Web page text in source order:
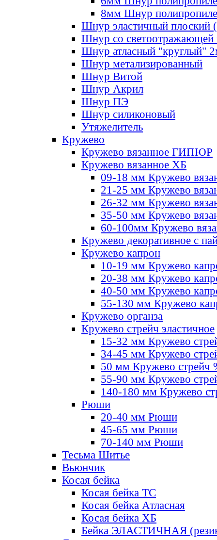
8мм Шнур
Шнур эластичный плоский
Шнур со светоотражающей
Шнур атласный "круглый"
Шнур метализированный
Шнур Витой
Шнур Акрил
Шнур ПЭ
Шнур силиконовый
Утяжелитель
Кружево
Кружево вязанное ГИПЮР
Кружево вязанное ХБ
09-18 мм Кружево
21-25 мм Кружево
26-32 мм Кружево
35-50 мм Кружево
60-100мм Кружево
Кружево декоративное с
Кружево капрон
10-19 мм Кружево
20-38 мм Кружево
40-50 мм Кружево
55-130 мм Кружево
Кружево органза
Кружево стрейч эластичное
15-32 мм Кружево
34-45 мм Кружево
50 мм Кружево стрейч
55-90 мм Кружево
140-180 мм Кружево
Рюши
20-40 мм Рюши
45-65 мм Рюши
70-140 мм Рюши
Тесьма Шитье
Вьюнчик
Косая бейка
Косая бейка ТС
Косая бейка Атласная
Косая бейка ХБ
Бейка ЭЛАСТИЧНАЯ